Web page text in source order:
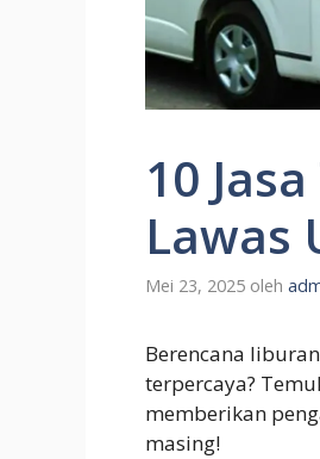
10
Lawas
Mei 23, 2025 oleh
Berencana
terpercaya?
memberikan
masing!